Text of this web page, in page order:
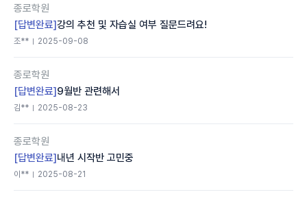
종로학원
[답변완료]강의 추천 및 자습실 여부 질문드려요!
조** 2025-09-08
종로학원
[답변완료] 9월반 관련해서
김** 2025-08-23
종로학원
[답변완료] 내년 시작반 고민중
이** 2025-08-21